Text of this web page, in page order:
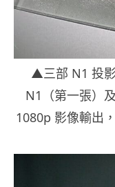
▲三部 N1 投
N1（第一張）
1080p 影像輸出